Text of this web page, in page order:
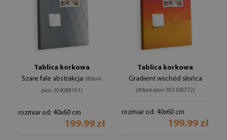
Tablica korkowa
Szare fale abstrakcja (#tkork-
pion-304088761)
rozmiar od: 40x60 cm
199.99 zł
Tablica korkowa
Gradient wschód słońca
(#tkork-pion-303108772)
rozmiar od: 40x60 cm
199.99 zł